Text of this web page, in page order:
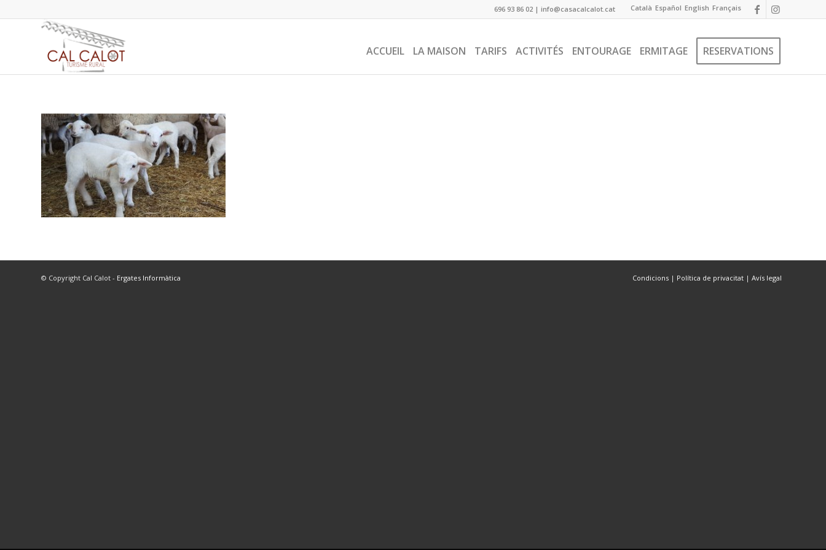
Català Español English Français
696 93 86 02 | info@casacalcalot.cat
ACCUEIL LA MAISON TARIFS ACTIVITÉS ENTOURAGE ERMITAGE RESERVATIONS
© Copyright Cal Calot - Ergates Informàtica Condicions | Política de privacitat | Avís legal